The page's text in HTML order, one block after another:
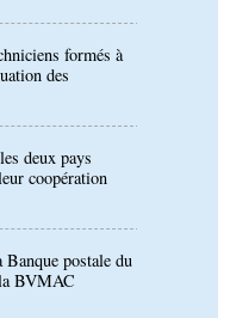
deux pays
coopération
postale du
BVMAC
la
diaspora